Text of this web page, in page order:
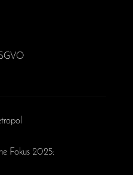
Fokus 2025: